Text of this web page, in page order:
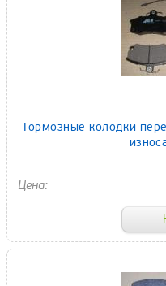
Тормозные колодки